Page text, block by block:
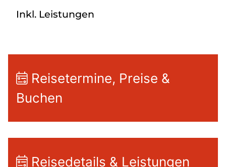
Inkl. Leistungen
Reisetermine, Preise &
Buchen
Reisedetails & Leistungen